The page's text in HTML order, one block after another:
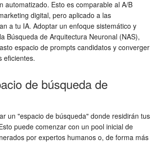
automatizado. Esto es comparable al A/B
digital, pero aplicado a las
a tu IA. Adoptar un enfoque sistemático y
Búsqueda de Arquitectura Neuronal (NAS),
espacio de prompts candidatos y converger
eficientes.
de búsqueda de
un "espacio de búsqueda" donde residirán tus
puede comenzar con un pool inicial de
por expertos humanos o, de forma más